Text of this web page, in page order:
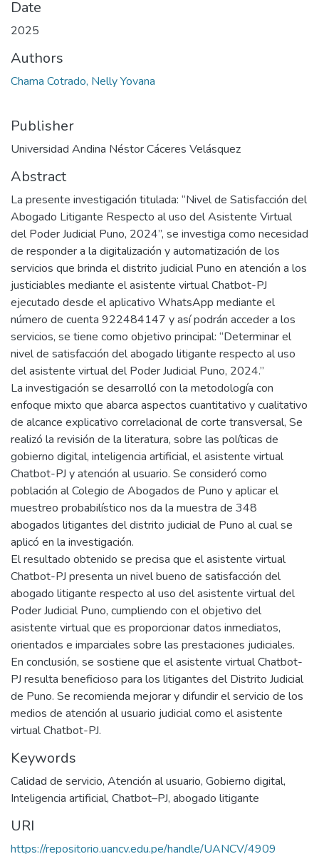
Date
2025
Authors
Chama Cotrado, Nelly Yovana
Publisher
Universidad Andina Néstor Cáceres Velásquez
Abstract
La presente investigación titulada: “Nivel de Satisfacción del
Abogado Litigante Respecto al uso del Asistente Virtual
del Poder Judicial Puno, 2024”, se investiga como necesidad
de responder a la digitalización y automatización de los
servicios que brinda el distrito judicial Puno en atención a los
justiciables mediante el asistente virtual Chatbot-PJ
ejecutado desde el aplicativo WhatsApp mediante el
número de cuenta 922484147 y así podrán acceder a los
servicios, se tiene como objetivo principal: “Determinar el
nivel de satisfacción del abogado litigante respecto al uso
del asistente virtual del Poder Judicial Puno, 2024.”
La investigación se desarrolló con la metodología con
enfoque mixto que abarca aspectos cuantitativo y cualitativo
de alcance explicativo correlacional de corte transversal, Se
realizó la revisión de la literatura, sobre las políticas de
gobierno digital, inteligencia artificial, el asistente virtual
Chatbot-PJ y atención al usuario. Se consideró como
población al Colegio de Abogados de Puno y aplicar el
muestreo probabilístico nos da la muestra de 348
abogados litigantes del distrito judicial de Puno al cual se
aplicó en la investigación.
El resultado obtenido se precisa que el asistente virtual
Chatbot-PJ presenta un nivel bueno de satisfacción del
abogado litigante respecto al uso del asistente virtual del
Poder Judicial Puno, cumpliendo con el objetivo del
asistente virtual que es proporcionar datos inmediatos,
orientados e imparciales sobre las prestaciones judiciales.
En conclusión, se sostiene que el asistente virtual Chatbot-
PJ resulta beneficioso para los litigantes del Distrito Judicial
de Puno. Se recomienda mejorar y difundir el servicio de los
medios de atención al usuario judicial como el asistente
virtual Chatbot-PJ.
Keywords
Calidad de servicio, Atención al usuario, Gobierno digital,
Inteligencia artificial, Chatbot–PJ, abogado litigante
URI
https://repositorio.uancv.edu.pe/handle/UANCV/4909